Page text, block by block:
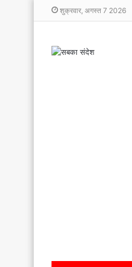
शुक्रवार, अगस्त 7 2026